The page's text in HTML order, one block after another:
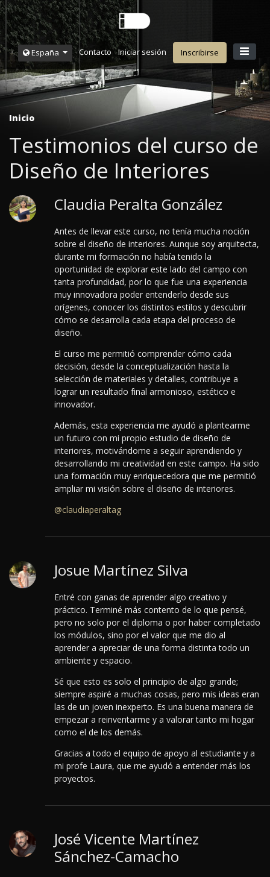
España Contacto Iniciar sesión Inscribirse
Inicio
Testimonios del curso de
Diseño de Interiores
Claudia Peralta González
Antes de llevar este curso, no tenía mucha noción
sobre el diseño de interiores. Aunque soy arquitecta,
durante mi formación no había tenido la
oportunidad de explorar este lado del campo con
tanta profundidad, por lo que fue una experiencia
muy innovadora poder entenderlo desde sus
orígenes, conocer los distintos estilos y descubrir
cómo se desarrolla cada etapa del proceso de
diseño.
El curso me permitió comprender cómo cada
decisión, desde la conceptualización hasta la
selección de materiales y detalles, contribuye a
lograr un resultado final armonioso, estético e
innovador.
Además, esta experiencia me ayudó a plantearme
un futuro con mi propio estudio de diseño de
interiores, motivándome a seguir aprendiendo y
desarrollando mi creatividad en este campo. Ha sido
una formación muy enriquecedora que me permitió
ampliar mi visión sobre el diseño de interiores.
@claudiaperaltag
Josue Martínez Silva
Entré con ganas de aprender algo creativo y
práctico. Terminé más contento de lo que pensé,
pero no solo por el diploma o por haber completado
los módulos, sino por el valor que me dio al
aprender a apreciar de una forma distinta todo un
ambiente y espacio.
Sé que esto es solo el principio de algo grande;
siempre aspiré a muchas cosas, pero mis ideas eran
las de un joven inexperto. Es una buena manera de
empezar a reinventarme y a valorar tanto mi hogar
como el de los demás.
Gracias a todo el equipo de apoyo al estudiante y a
mi profe Laura, que me ayudó a entender más los
proyectos.
José Vicente Martínez
Sánchez-Camacho